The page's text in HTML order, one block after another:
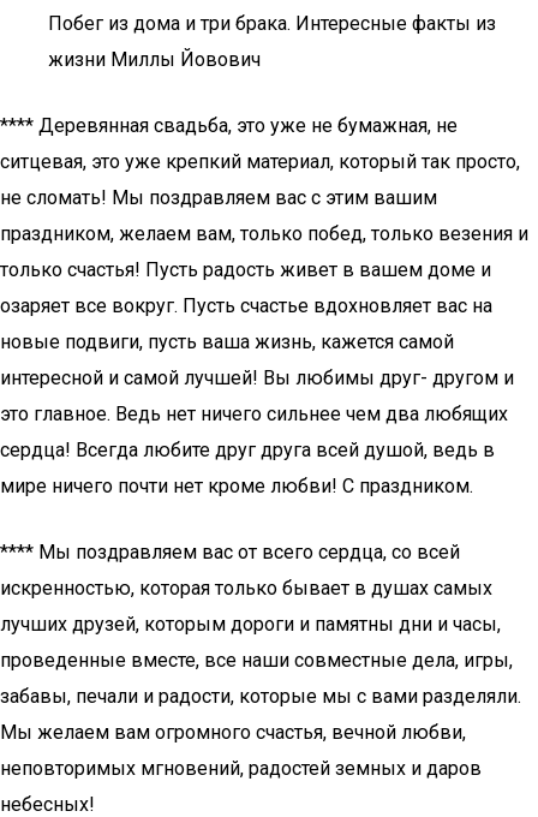
Побег из дома и три брака. Интересные факты из
жизни Миллы Йовович
**** Деревянная свадьба, это уже не бумажная, не
ситцевая, это уже крепкий материал, который так просто,
не сломать! Мы поздравляем вас с этим вашим
праздником, желаем вам, только побед, только везения и
только счастья! Пусть радость живет в вашем доме и
озаряет все вокруг. Пусть счастье вдохновляет вас на
новые подвиги, пусть ваша жизнь, кажется самой
интересной и самой лучшей! Вы любимы друг- другом и
это главное. Ведь нет ничего сильнее чем два любящих
сердца! Всегда любите друг друга всей душой, ведь в
мире ничего почти нет кроме любви! С праздником.
**** Мы поздравляем вас от всего сердца, со всей
искренностью, которая только бывает в душах самых
лучших друзей, которым дороги и памятны дни и часы,
проведенные вместе, все наши совместные дела, игры,
забавы, печали и радости, которые мы с вами разделяли.
Мы желаем вам огромного счастья, вечной любви,
неповторимых мгновений, радостей земных и даров
небесных!